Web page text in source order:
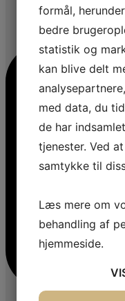
formål,
bedre
statistik og
kan blive delt
med data, du
de har
tjenester. Ved
samtykke til
Læs mere om
behandling af
hjemmeside.